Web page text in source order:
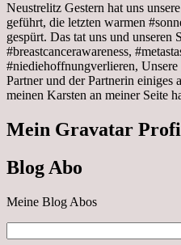
Neustrelitz Gestern hat uns
geführt, die letzten warmen
gespürt. Das tat uns und unseren
#breastcancerawareness,
#niediehoffnungverlieren,
Partner und der Partnerin einiges
meinen Karsten an meiner Seite
Mein Gravatar
Blog Abo
Meine Blog Abos